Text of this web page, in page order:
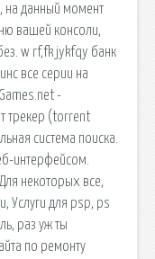
на данный момент
вашей консоли,
w rf,fk jykfqy банк
все серии на
-
трекер (torrent
система поиска.
интерфейсом.
некоторых все,
Услуги для psp, ps
раз уж ты
по ремонту